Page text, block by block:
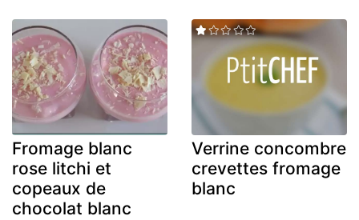
Fromage blanc
rose litchi et
copeaux de
chocolat blanc
Verrine concombre
crevettes fromage
blanc